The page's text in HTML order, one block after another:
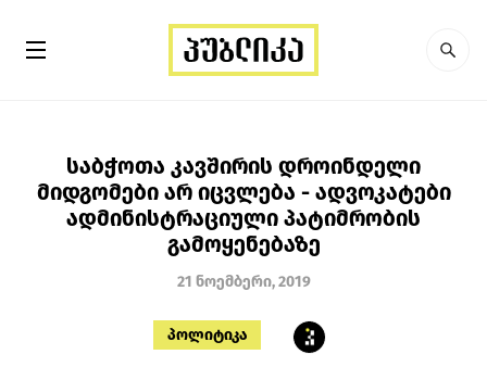
საბჭოთა კავშირის დროინდელი
მიდგომები არ იცვლება - ადვოკატები
ადმინისტრაციული პატიმრობის
გამოყენებაზე
21 ნოემბერი, 2019
პოლიტიკა